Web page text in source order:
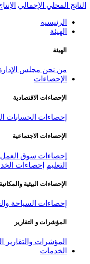
الناتج المحلي الإجمالي
الرئيسية
الهيئة
الهيئة
من نحن مجلس
الإحصاءات
الإحصاءات الاقتصادية
إحصاءات الحسابات
الإحصاءات الاجتماعية
إحصاءات سوق العمل
التعليم
إحصاءات
الإحصاءات البيئية والمكانية
إحصاءات السياحة
المؤشرات و التقارير
المؤشرات والتقارير
الخدمات